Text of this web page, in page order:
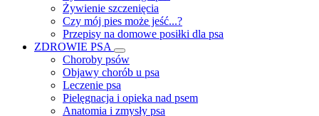
Żywienie szczenięcia
Czy mój pies może jeść...?
Przepisy na domowe posiłki dla psa
ZDROWIE PSA
Choroby psów
Objawy chorób u psa
Leczenie psa
Pielęgnacja i opieka nad psem
Anatomia i zmysły psa